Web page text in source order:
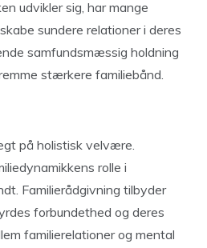
udvikler sig, har mange
sundere relationer i deres
samfundsmæssig holdning
stærkere familiebånd.
på holistisk velvære.
rolle i
Familierådgivning tilbyder
forbundethed og deres
familierelationer og mental